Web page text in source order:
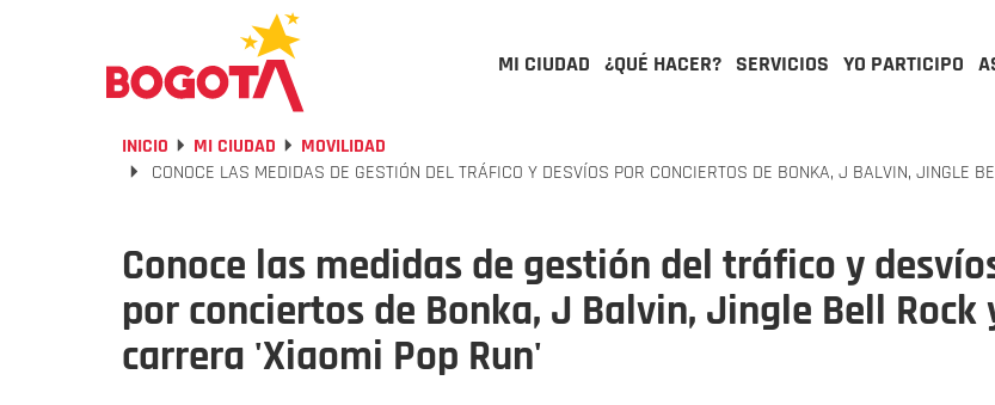
MI CIUDAD ¿QUÉ HACER? SERVICIOS YO PARTICIPO
INICIO MI CIUDAD
MOVILIDAD
CONOCE LAS MEDIDAS DE GESTIÓN DEL TRÁFICO Y DESVÍOS POR CONCIERTOS DE BONKA, J BALVIN, JINGLE
Conoce las medidas de gestión del tráfico y
por conciertos de Bonka, J Balvin, Jingle Bell Rock
carrera 'Xiaomi Pop Run'